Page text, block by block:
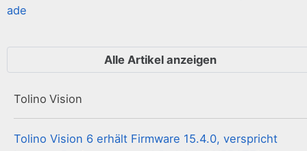
ade
Alle Artikel anzeigen
Tolino Vision
Tolino Vision 6 erhält Firmware 15.4.0, verspricht